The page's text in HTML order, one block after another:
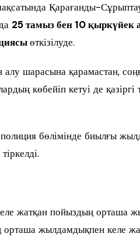
Қарағанды-
25 тамыз бен 10 қыркүйек
өткізілуде.
шарасына қарамастан,
көбейіп кетуі де қазіргі
бөлімінде биылғы
жатқан пойыздың орташа
жылдамдықпен келе